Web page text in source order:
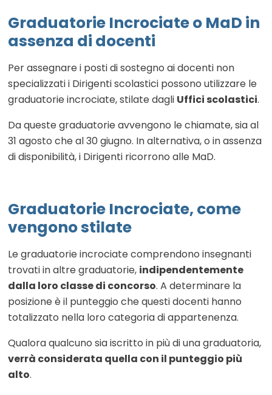
Graduatorie Incrociate o MaD in
assenza di docenti
Per assegnare i posti di sostegno ai docenti non
specializzati i Dirigenti scolastici possono utilizzare le
graduatorie incrociate, stilate dagli Uffici scolastici.
Da queste graduatorie avvengono le chiamate, sia al
31 agosto che al 30 giugno. In alternativa, o in assenza
di disponibilità, i Dirigenti ricorrono alle MaD.
Graduatorie Incrociate, come
vengono stilate
Le graduatorie incrociate comprendono insegnanti
trovati in altre graduatorie, indipendentemente
dalla loro classe di concorso. A determinare la
posizione è il punteggio che questi docenti hanno
totalizzato nella loro categoria di appartenenza.
Qualora qualcuno sia iscritto in più di una graduatoria,
verrà considerata quella con il punteggio più
alto.